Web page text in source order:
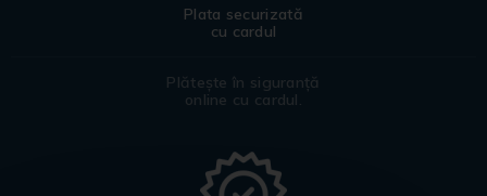
Plata securizată
cu cardul
Plătește în siguranță
online cu cardul.